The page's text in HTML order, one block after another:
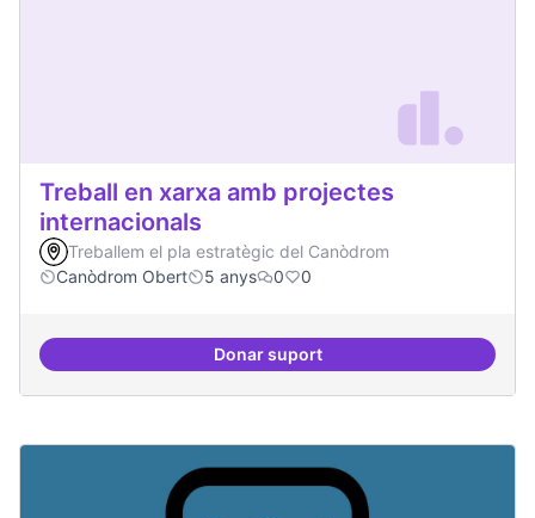
Treball en xarxa amb projectes
internacionals
Treballem el pla estratègic del Canòdrom
Canòdrom Obert
5 anys 0 0
Donar suportTreball en xarxa amb projectes